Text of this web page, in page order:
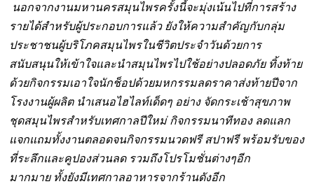
นอกจากงานมหานครสมุนไพรครั้งนี้จะมุ่งเน้นไปที่การสร้าง
รายได้สำหรับผู้ประกอบการแล้ว ยังให้ความสำคัญกับกลุ่ม
ประชาชนผู้บริโภคสมุนไพรในชีวิตประจำวันด้วยการ
สนับสนุนให้เข้าใจและนำสมุนไพรไปใช้อย่างปลอดภัย ทิ้งท้าย
ด้วยกิจกรรมเอาใจนักช็อปด้วยมหกรรมลดราคาส่งท้ายปีจาก
โรงงานผู้ผลิต นำเสนอไฮไลท์เด็ดๆ อย่าง จัดกระเช้าสุขภาพ
ชุดสมุนไพรสำหรับเทศกาลปีใหม่ กิจกรรมนาทีทอง ลดแลก
แจกแถมทั้งงานตลอดจนกิจกรรมนวดฟรี สปาฟรี พร้อมรับของ
ที่ระลึกและคูปองส่วนลด รวมถึงโปรโมชั่นต่างๆอีก
มากมาย ทั้งยังมีเทศกาลอาหารจากร้านดังอีก